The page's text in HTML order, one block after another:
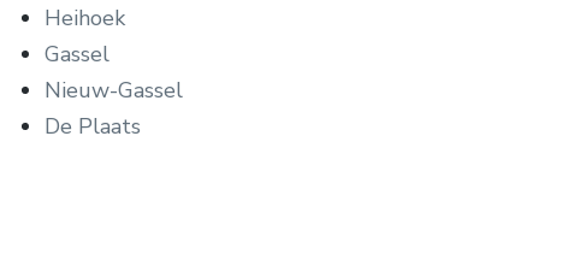
Heihoek
Gassel
Nieuw-Gassel
De Plaats